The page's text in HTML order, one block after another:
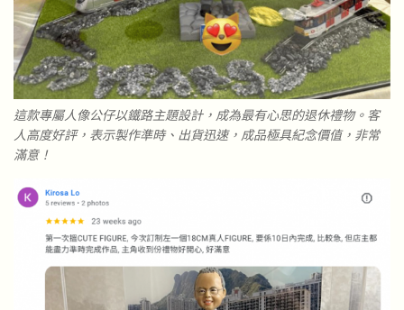
這款專屬人像公仔以鐵路主題設計，成為最有心思的退休禮物。客
人高度好評，表示製作準時、出貨迅速，成品極具紀念價值，非常
滿意！